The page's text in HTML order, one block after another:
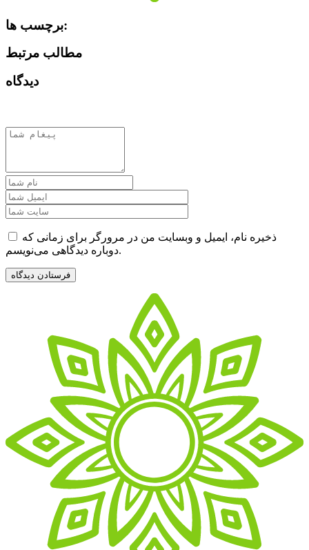
برچسب ها:
مطالب مرتبط
دیدگاه
ذخیره نام، ایمیل و وبسایت من در مرورگر برای زمانی که
دوباره دیدگاهی می‌نویسم.